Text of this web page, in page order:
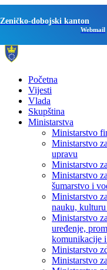
Zeničko-dobojski kanton
Webmail
Početna
Vijesti
Vlada
Skupština
Ministarstva
Ministarstvo
Ministarstvo
upravu
Ministarstvo
Ministarstvo
šumarstvo i
Ministarstvo
nauku,
Ministarstvo
uređenje,
komunikacije
Ministarstvo
Ministarstvo